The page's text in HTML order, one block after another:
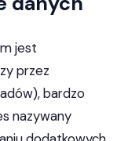
jest
przez
bardzo
nazywany